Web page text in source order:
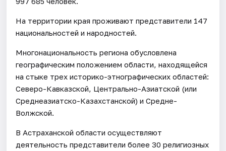
На территории края проживают представители 147
национальностей и народностей.
Многонациональность региона обусловлена
географическим положением области, находящейся
на стыке трех историко-этнографических областей:
Северо-Кавказской, Центрально-Азиатской (или
Среднеазиатско-Казахстанской) и Средне-
Волжской.
В Астраханской области осуществляют
деятельность представители более 30 религиозных